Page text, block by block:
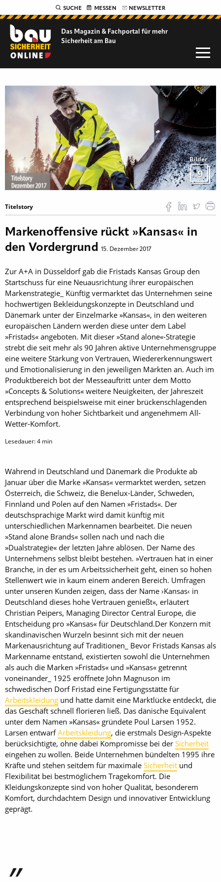
SUCHE MESSEN NEWSLETTER
Das Magazin & Fachportal für mehr
Sicherheit am Bau
Bilder
9
Titelstory
Markenoffensive rückt »Kansas« in
den Vordergrund 15. Dezember 2017
Zur A+A in Düsseldorf gab die Fristads Kansas Group den
Startschuss für eine Neuausrichtung ihrer europäischen
Markenstrategie_ Künftig vermarktet das Unternehmen seine
hochwertigen Bekleidungskonzepte in Deutschland und
Dänemark unter der Einzelmarke »Kansas«, in den weiteren
europäischen Ländern werden diese unter dem Label
»Fristads« angeboten. Mit dieser »Stand alone«-Strategie
strebt die seit mehr als 90 Jahren aktive Unter­nehmensgruppe
eine weitere Stärkung von Vertrauen, Wiedererkennungswert
und ­Emotionalisierung in den jeweiligen Märkten an. Auch im
Produktbereich bot der Messeauftritt unter dem Motto
»Concepts & Solutions« weitere ­Neuigkeiten, der Jahreszeit
entsprechend ­beispielsweise mit einer brückenschlagenden
Verbindung von hoher Sichtbarkeit und angenehmem All-
Wetter-Komfort.
Lesedauer:4 min
Während in Deutschland und Dänemark die Produkte ab
Januar über die Marke »Kansas« vermarktet werden, setzen
Österreich, die Schweiz, die Benelux-Länder, Schweden,
Finnland und Polen auf den Namen »Fristads«. Der
deutschsprachige Markt wird damit künftig mit
unterschiedlichen Markennamen bearbeitet. Die neuen
»Stand alone Brands« sollen nach und nach die
»Dualstrategie« der letzten Jahre ablösen. Der Name des
Unternehmens selbst bleibt bestehen. »Vertrauen hat in einer
Branche, in der es um Arbeitssicherheit geht, einen so hohen
Stellenwert wie in kaum einem anderen Bereich. Umfragen
unter unseren Kunden zeigen, dass der Name ›Kansas‹ in
Deutschland dieses hohe Vertrauen genießt«, erläutert
Christian Peipers, Managing Director Central Europe, die
Entscheidung pro »Kansas« für Deutschland.Der Konzern mit
skandinavischen Wurzeln besinnt sich mit der neuen
Markenausrichtung auf Traditionen_ Bevor Fristads Kansas als
Markenname entstand, existierten sowohl die Unternehmen
als auch die Marken »Fristads« und »Kansas« getrennt
voneinander_ 1925 eröffnete John Magnuson im
schwedischen Dorf Fristad eine Fertigungsstätte für
Arbeitskleidung und hatte damit eine Marktlücke entdeckt, die
das Geschäft schnell florieren ließ. Das dänische Equivalent
unter dem Namen »Kansas« gründete Poul Larsen 1952.
Larsen entwarfArbeitskleidung, die erstmals Design-Aspekte
berücksichtigte, ohne dabei Kompromisse bei der Sicherheit
eingehen zu wollen. Beide Unternehmen bündelten 1995 ihre
Kräfte und stehen seitdem für maximale Sicherheit und
Flexibilität bei bestmöglichem Tragekomfort. Die
Kleidungskonzepte sind von hoher Qualität, besonderem
Komfort, durchdachtem Design und innovativer Entwicklung
geprägt.